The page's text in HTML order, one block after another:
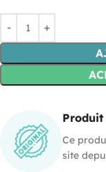
Produit
Ce
site